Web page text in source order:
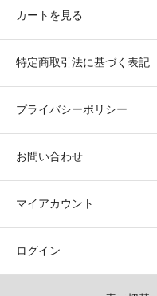
カートを見る
特定商取引法に基づく表記
プライバシーポリシー
お問い合わせ
マイアカウント
ログイン